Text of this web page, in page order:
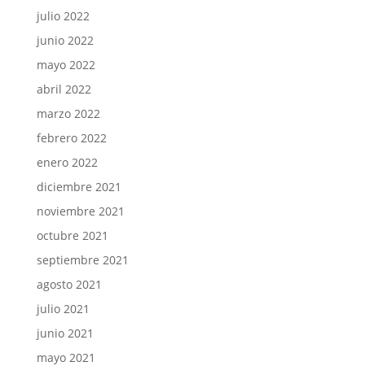
julio 2022
junio 2022
mayo 2022
abril 2022
marzo 2022
febrero 2022
enero 2022
diciembre 2021
noviembre 2021
octubre 2021
septiembre 2021
agosto 2021
julio 2021
junio 2021
mayo 2021